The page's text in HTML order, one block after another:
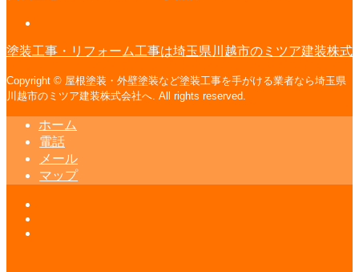
塗装工事・リフォーム工事は埼玉県川越市のミツア建装株式
Copyright © 屋根塗装・外壁塗装など塗装工事を手がける業者なら埼玉県
川越市のミツア建装株式会社へ. All rights reserved.
ホーム
電話
メール
マップ